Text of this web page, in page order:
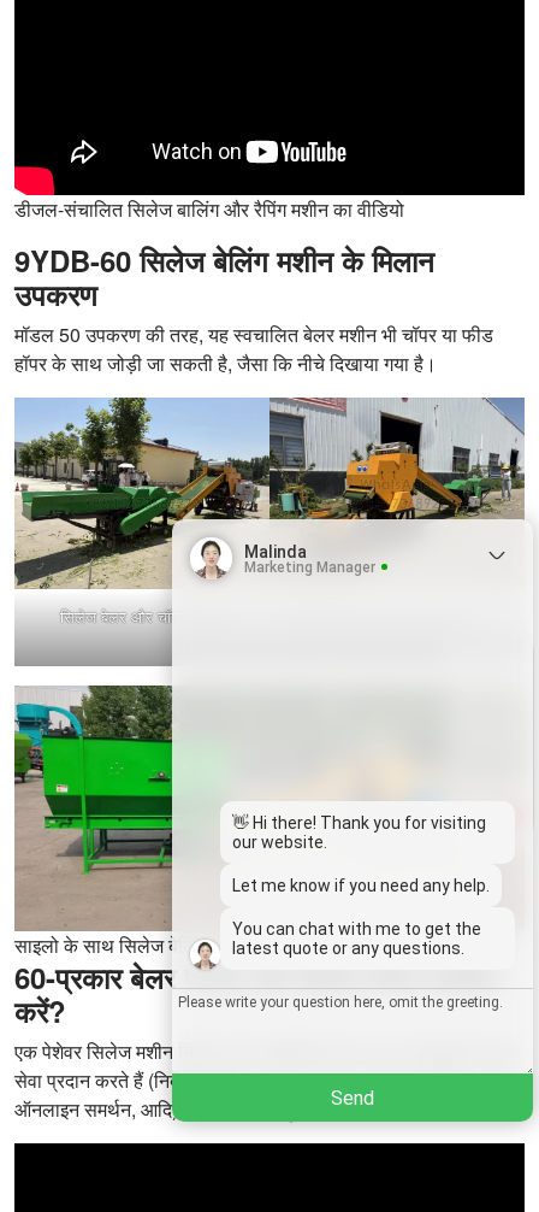
डीजल-संचालित सिलेज बालिंग और रैपिंग मशीन का वीडियो
9YDB-60 सिलेज बेलिंग मशीन के मिलान
उपकरण
मॉडल 50 उपकरण की तरह, यह स्वचालित बेलर मशीन भी चॉपर या फीड
हॉपर के साथ जोड़ी जा सकती है, जैसा कि नीचे दिखाया गया है।
सिलेज बेलर और चॉपिंग मशीन
साइलो के साथ सिलेज बेलिंग मशीन
60-प्रकार बेलर फसल और सिलेज कैसे स्थापित
करें?
एक पेशेवर सिलेज मशीन निर्माता और आपूर्तिकर्ता के रूप में, हम बिक्री के बाद
सेवा प्रदान करते हैं (निर्देश पुस्तिका, स्थापना गाइड, स्थापना वीडियो, 24/7
ऑनलाइन समर्थन, आदि) ताकि आप इसे सुगमता से उपयोग कर सकें।
Chat
Malinda
Marketing Manager
👋 Hi there! Thank you for visiting
our website.
Let me know if you need any help.
You can chat with me to get the
latest quote or any questions.
Send